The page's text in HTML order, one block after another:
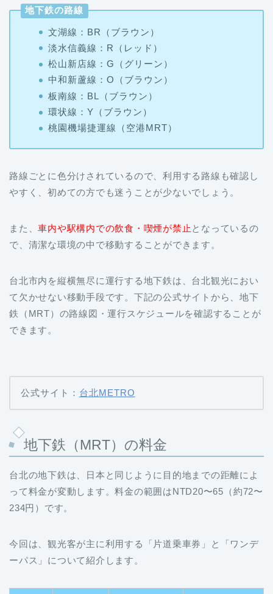
地下鉄の路線
文湖線：BR（ブラウン）
淡水信義線：R（レッド）
松山新店線：G（グリーン）
中和新蘆線：O（ブラウン）
板南線：BL（ブラウン）
環状線：Y（ブラウン）
桃園機場捷運線（空港MRT）
路線ごとに色分けされているので、利用する路線も確認し
やすく、初めての方でも迷うことが少ないでしょう。
また、車内や駅構内での飲食・喫煙が禁止 となっているの
で、清潔な環境の中で移動することができます。
台北市内を縦横無尽に運行する地下鉄は、台北観光におい
て欠かせない移動手段です。下記の公式サイトから、地下
鉄（MRT）の路線図・運行スケジュールを確認することが
できます。
公式サイト： 台北METRO
地下鉄（MRT）の料金
台北の地下鉄は、日本と同じように目的地までの距離によ
って料金が変動します。料金の範囲はNTD20〜65（約72〜
234円）です。
今回は、観光客が主に利用する「片道乗車券」と「ワンデ
ーパス」について紹介します。